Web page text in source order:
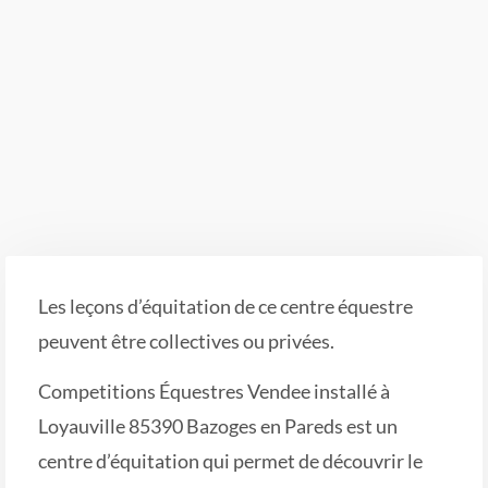
Les leçons d’équitation de ce centre équestre
peuvent être collectives ou privées.
Competitions Équestres Vendee installé à
Loyauville 85390 Bazoges en Pareds est un
centre d’équitation qui permet de découvrir le